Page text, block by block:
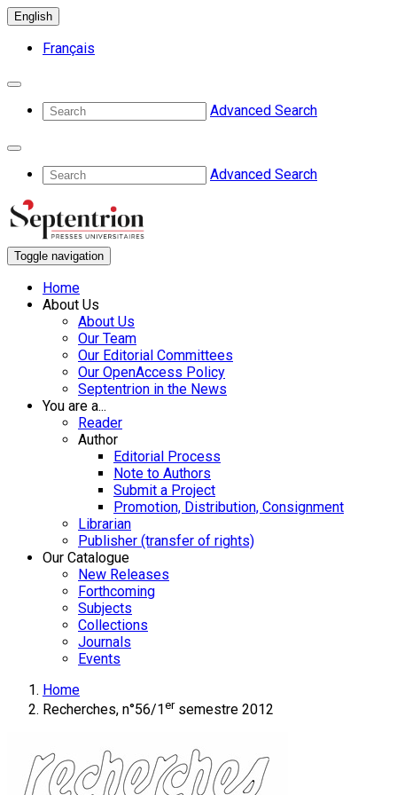
English
Français
Advanced Search
Advanced Search
Toggle navigation
Home
About Us
About Us
Our Team
Our Editorial Committees
Our OpenAccess Policy
Septentrion in the News
You are a...
Reader
Author
Editorial Process
Note to Authors
Submit a Project
Promotion, Distribution, Consignment
Librarian
Publisher (transfer of rights)
Our Catalogue
New Releases
Forthcoming
Subjects
Collections
Journals
Events
Home
Recherches, n°56/1 er semestre 2012